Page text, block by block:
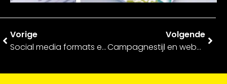
Vorige
Social media formats en communicatiemiddelen – ten Hag Makelaars
Volgende
Campagnestijl en webdesing – Winkelcentrum Stadshagen